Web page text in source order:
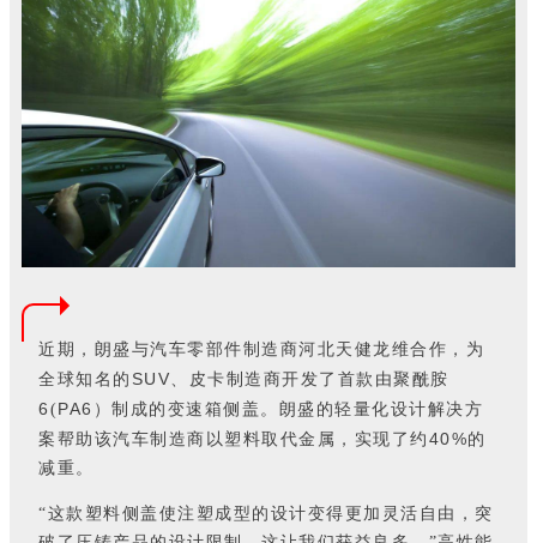
近期，朗盛与汽车零部件制造商河北天健龙维合作，为
全球知名的 SUV、皮卡制造商开发了首款由聚酰胺
6 ( PA6 ）制成的变速箱侧盖。朗盛的轻量化设计解决方
案帮助该汽车制造商以塑料取代金属，实现了约 40%的
减重。
“这款塑料侧盖使注塑成型的设计变得更加灵活自由，突